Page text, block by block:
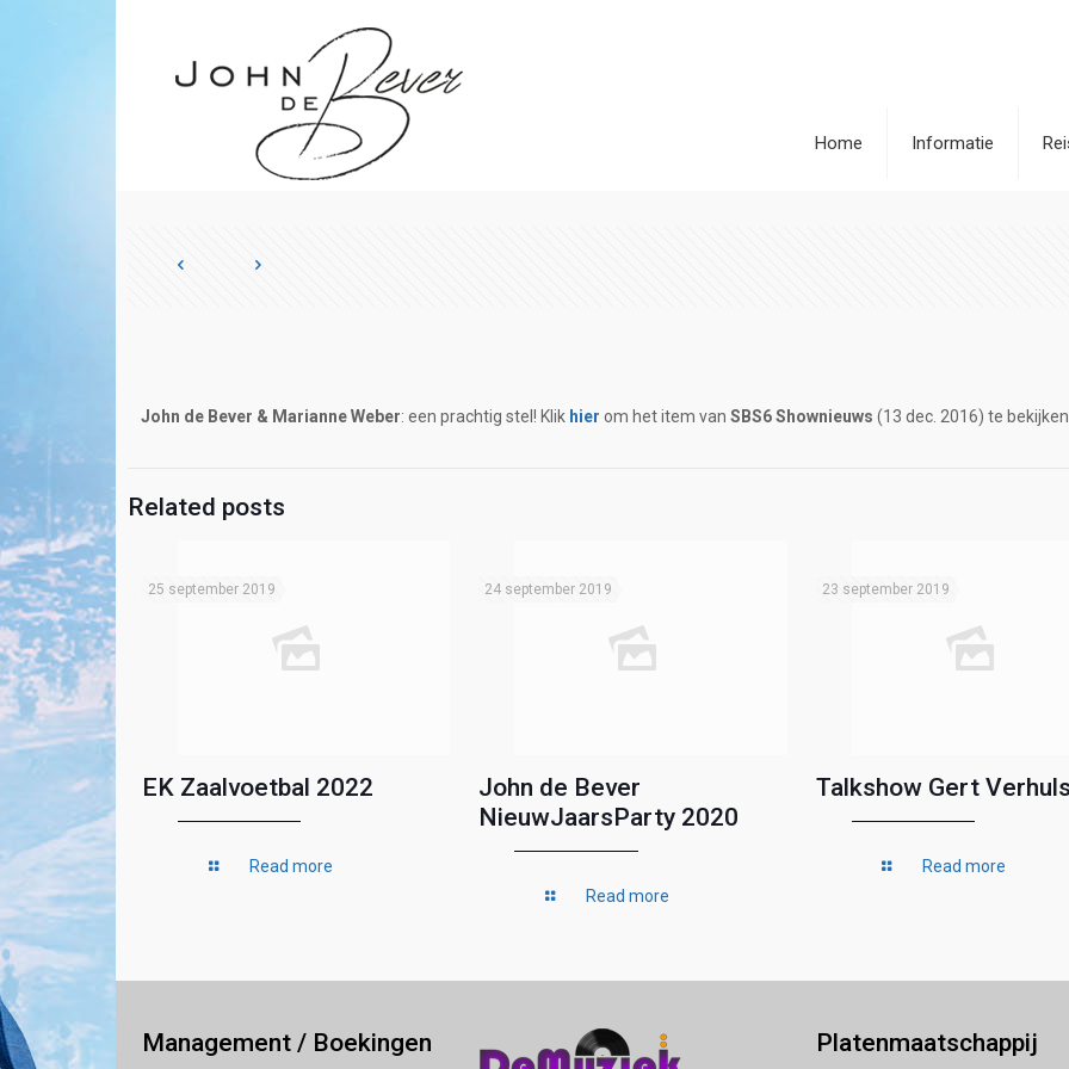
Home Informatie
John de Bever & Marianne Weber: een prachtig stel! Klik hier om het item vanSBS6 Shownieuws (13 dec. 2016) te
Related posts
25 september 2019
EK Zaalvoetbal 2022
Read more
24 september 2019
John de Bever
NieuwJaarsParty 2020
Read more
23 september 2019
Talkshow Gert
Read more
Management / Boekingen Platenmaatschappij